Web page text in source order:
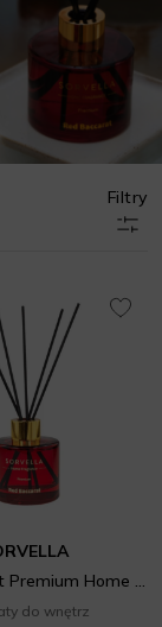
Filtry
Red Baccarat Premium Home Fragrance
do wnętrz